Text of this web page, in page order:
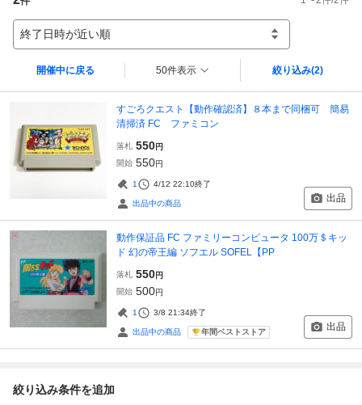
終了日時が近い順
開催中に戻る 50件表示 絞り込み(2)
すごろクエスト【動作確認済】８本まで同梱可 簡易
清掃済 FC ファミコン
落札 550円
開始 550円
1 4/12 22:10終了
出品中の商品 出品
動作保証品 FC ファミリーコンピュータ 100万＄キッ
ド 幻の帝王編 ソフエル SOFEL【PP
落札 550円
開始 500円
1 3/8 21:34終了
出品中の商品 年間ベストストア 出品
絞り込み条件を追加